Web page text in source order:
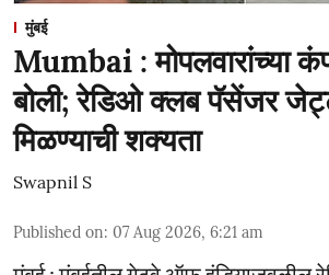
मुंबई
Mumbai : मोपलवारांच्या
बोली; रेडिओ क्लब पॅसेंजर
मिळण्याची शक्यता
Swapnil S
Published on: 07 Aug 2026, 6:21 am